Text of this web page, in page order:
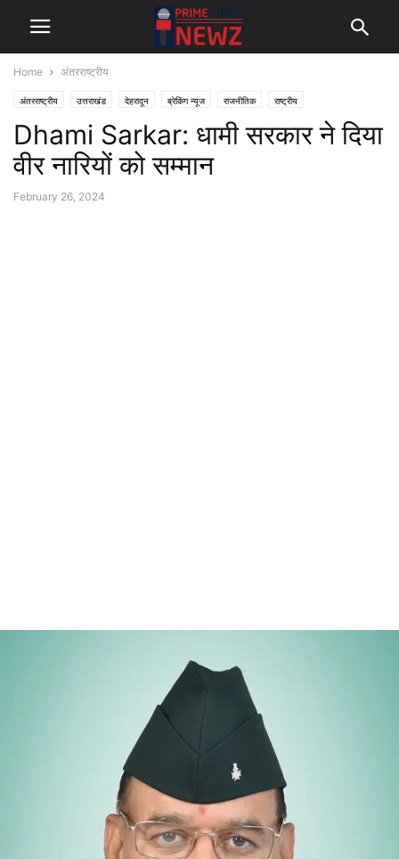
Home अंतरराष्ट्रीय
अंतरराष्ट्रीय उत्तराखंड देहरादून ब्रेकिंग न्यूज राजनीतिक राष्ट्रीय
Dhami Sarkar: धामी सरकार ने दिया
वीर नारियों को सम्मान
February 26, 2024